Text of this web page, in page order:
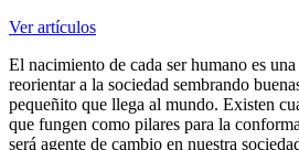
Ver artículos
El nacimiento de cada ser humano es
reorientar a la sociedad sembrando
pequeñito que llega al mundo. Existen
que fungen como pilares para la
será agente de cambio en nuestra